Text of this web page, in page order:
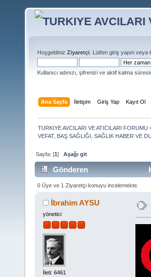
Hoşgeldiniz Ziyaretçi . Lütfen giriş yapın veya
Kullanıcı adınızı, şifrenizi ve aktif kalma
Ana Sayfa İletişim Giriş Yap Kayıt Ol
TURKIYE AVCILARI VE ATICILARI FORUMU
VEFAT, BAŞ SAĞLIĞI, SAĞLIK HABER VE
Sayfa: [1]Aşağı git
Gönderen
0 Üye ve 1 Ziyaretçi konuyu incelemekte.
İbrahim AYSU
yönetici
İleti: 6461